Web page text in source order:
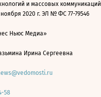
и массовых коммуникаций
2020 г. ЭЛ № ФС 77-79546
Ньюс Медиа»
Ирина Сергеевна
58